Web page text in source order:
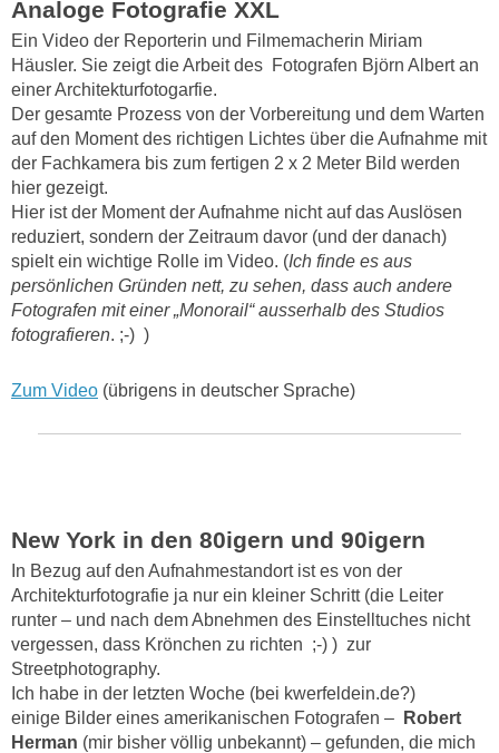
Analoge Fotografie XXL
Ein Video der Reporterin und Filmemacherin Miriam
Häusler. Sie zeigt die Arbeit des Fotografen Björn Albert an
einer Architekturfotogarfie.
Der gesamte Prozess von der Vorbereitung und dem Warten
auf den Moment des richtigen Lichtes über die Aufnahme mit
der Fachkamera bis zum fertigen 2 x 2 Meter Bild werden
hier gezeigt.
Hier ist der Moment der Aufnahme nicht auf das Auslösen
reduziert, sondern der Zeitraum davor (und der danach)
spielt ein wichtige Rolle im Video. (Ich finde es aus
persönlichen Gründen nett, zu sehen, dass auch andere
Fotografen mit einer „Monorail“ ausserhalb des Studios
fotografieren. ;-) )
Zum Video (übrigens in deutscher Sprache)
New York in den 80igern und 90igern
In Bezug auf den Aufnahmestandort ist es von der
Architekturfotografie ja nur ein kleiner Schritt (die Leiter
runter – und nach dem Abnehmen des Einstelltuches nicht
vergessen, dass Krönchen zu richten ;-) ) zur
Streetphotography.
Ich habe in der letzten Woche (bei kwerfeldein.de?)
einige Bilder eines amerikanischen Fotografen –
Robert
Herman (mir bisher völlig unbekannt) – gefunden, die mich